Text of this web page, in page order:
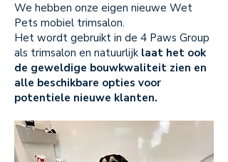
We hebben onze eigen nieuwe Wet
Pets mobiel trimsalon.
Het wordt gebruikt in de 4 Paws Group
als trimsalon en natuurlijk laat het ook
de geweldige bouwkwaliteit zien en
alle beschikbare opties voor
potentiele nieuwe klanten.